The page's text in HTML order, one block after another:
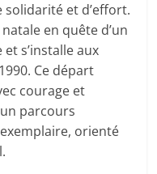
et d’effort.
en quête d’un
s’installe aux
Ce départ
courage et
parcours
orienté